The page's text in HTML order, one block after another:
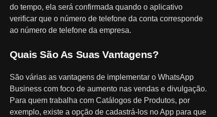
do tempo, ela será confirmada quando o aplicativo
verificar que o número de telefone da conta corresponde
ao número de telefone da empresa.
Quais São As Suas Vantagens?
São várias as vantagens de implementar o WhatsApp
Business com foco de aumento nas vendas e divulgação.
Para quem trabalha com Catálogos de Produtos, por
exemplo, existe a opção de cadastrá-los no App para que